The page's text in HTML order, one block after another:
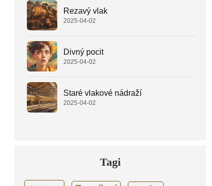
Rezavý vlak
2025-04-02
Divný pocit
2025-04-02
Staré vlakové nádraží
2025-04-02
Tagi